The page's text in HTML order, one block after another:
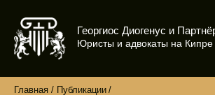
содержимому
Георгиос Диогенус и
Юристы и адвокаты на Кипре
Главная
Публикации